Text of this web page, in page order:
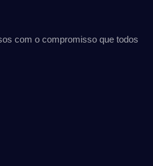
com o compromisso que todos